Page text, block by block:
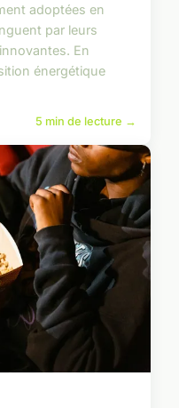
adoptées en
par leurs
En
énergétique
5 min de lecture →